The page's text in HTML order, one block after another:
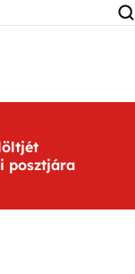
posztjára